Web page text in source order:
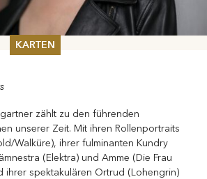
KARTEN
2026
zählt zu den führenden
unserer Zeit. Mit ihren Rollenportraits
Walküre), ihrer fulminanten Kundry
(Elektra) und Amme (Die Frau
ihrer spektakulären Ortrud (Lohengrin)